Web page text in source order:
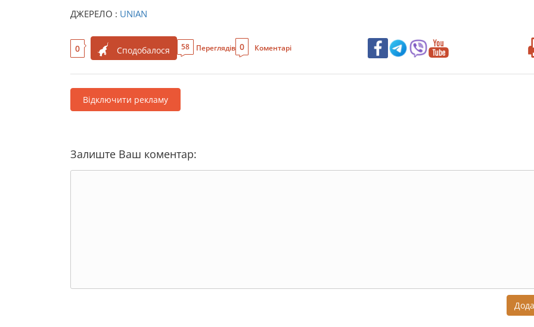
ДЖЕРЕЛО : UNIAN
0 Сподобалося 58 Переглядів 0 Коментарі
Відключити рекламу
Залиште Ваш коментар: